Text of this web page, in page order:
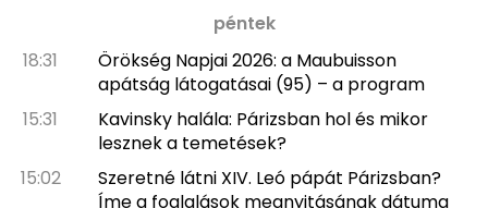
péntek
18:31
Örökség Napjai 2026: a Maubuisson
apátság látogatásai (95) – a program
15:31
Kavinsky halála: Párizsban hol és mikor
lesznek a temetések?
15:02
Szeretné látni XIV. Leó pápát Párizsban?
Íme a foglalások megnyitásának dátuma